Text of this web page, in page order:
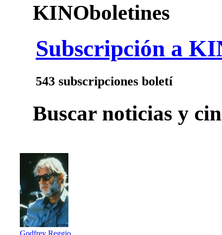
KINOboletines
Subscripción a
543 subscripciones boletí
Buscar noticias y
Godfrey Reggio